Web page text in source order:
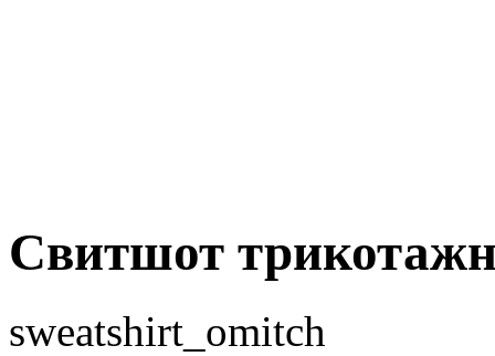
Свитшот
sweatshirt_omitch